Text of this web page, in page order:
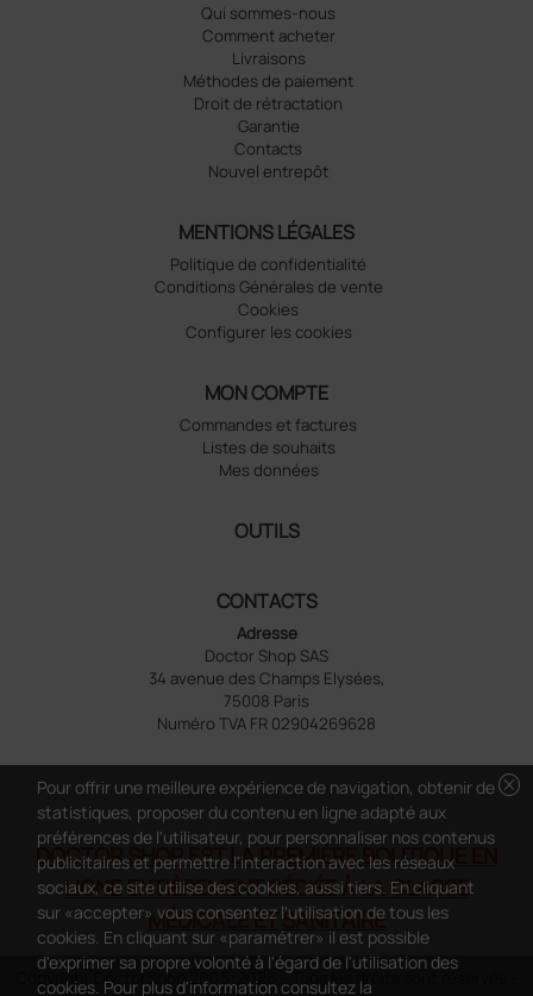
Qui sommes-nous
Comment acheter
Livraisons
Méthodes de paiement
Droit de rétractation
Garantie
Contacts
Nouvel entrepôt
MENTIONS LÉGALES
Politique de confidentialité
Conditions Générales de vente
Cookies
Configurer les cookies
MON COMPTE
Commandes et factures
Listes de souhaits
Mes données
OUTILS
CONTACTS
Adresse
Doctor Shop SAS
34 avenue des Champs Elysées,
75008 Paris
Numéro TVA FR 02904269628
DOCTOR SHOP EST LA PREMIÈRE BOUTIQUE EN
LIGNE ENTIÈREMENT DÉDIÉE À LA CLASSE
MÉDICALE ET SANITAIRE
Copyright DoctorShop 2005-2026 - Tous les droits sont réservés -
cancel
Pour offrir une meilleure expérience de navigation, obtenir de
statistiques, proposer du contenu en ligne adapté aux
préférences de l'utilisateur, pour personnaliser nos contenus
publicitaires et permettre l'interaction avec les réseaux
sociaux, ce site utilise des cookies, aussi tiers. En cliquant
sur «accepter» vous consentez l'utilisation de tous les
cookies. En cliquant sur «paramétrer» il est possible
d'exprimer sa propre volonté à l'égard de l'utilisation des
cookies. Pour plus d'information consultez la